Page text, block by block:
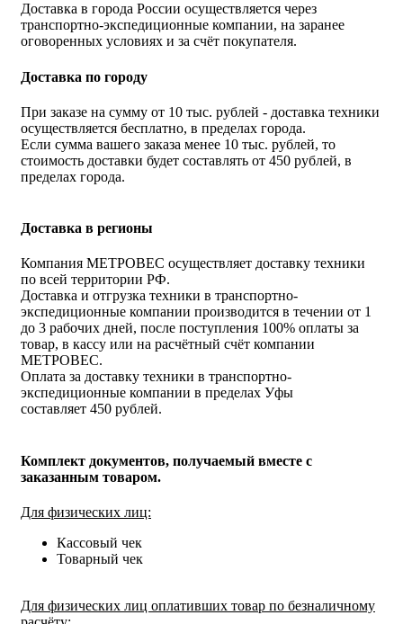
Доставка в города России осуществляется через
транспортно-экспедиционные компании, на заранее
оговоренных условиях и за счёт покупателя.
Доставка по городу
При заказе на сумму от 10 тыс. рублей - доставка техники
осуществляется бесплатно, в пределах города.
Если сумма вашего заказа менее 10 тыс. рублей, то
стоимость доставки будет составлять от 450 рублей, в
пределах города.
Доставка в регионы
Компания МЕТРОВЕС осуществляет доставку техники
по всей территории РФ.
Доставка и отгрузка техники в транспортно-
экспедиционные компании производится в течении от 1
до 3 рабочих дней, после поступления 100% оплаты за
товар, в кассу или на расчётный счёт компании
МЕТРОВЕС.
Оплата за доставку техники в транспортно-
экспедиционные компании в пределах Уфы
составляет 450 рублей.
Комплект документов, получаемый вместе с
заказанным товаром.
Для физических лиц:
Кассовый чек
Товарный чек
Для физических лиц оплативших товар по безналичному